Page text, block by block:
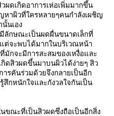
ผดเกิดอาการเห่อเพิ่มมากขึ้น
าผิวที่ใครหลายๆคนกำลังเผชิญ
นเอง
ลักษณะเป็นผดผื่นขนาดเล็กที่
ต่จะพบได้มากในบริเวณหน้า
มักจะมีการสะสมของเหงื่อและ
ดสิวผดขึ้นมาบนผิวได้ง่ายๆ สิว
รคันร่วมด้วยจึงกลายเป็นอีก
กหนักใจและกังวลใจกันเป็น
ขณะที่เป็นสิวผดซึ่งถือเป็นอีกสิ่ง